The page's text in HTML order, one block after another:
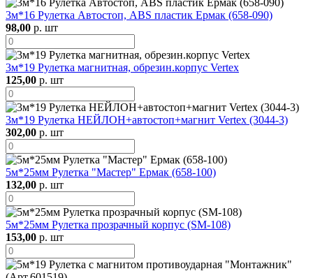
3м*16 Рулетка Автостоп, ABS пластик Ермак (658-090)
98,00 р. шт
3м*19 Рулетка магнитная, обрезин.корпус Vertex
125,00 р. шт
3м*19 Рулетка НЕЙЛОН+автостоп+магнит Vertex (3044-3)
302,00 р. шт
5м*25мм Рулетка "Мастер" Ермак (658-100)
132,00 р. шт
5м*25мм Рулетка прозрачный корпус (SM-108)
153,00 р. шт